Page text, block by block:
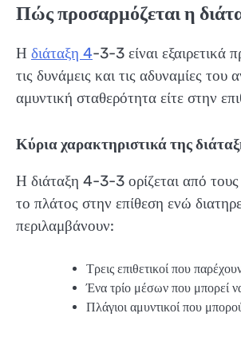
Πώς προσαρμόζεται η
Η διάταξη 4-3-3 είναι εξαιρετικά
τις δυνάμεις και τις αδυναμίες
αμυντική σταθερότητα είτε στην
Κύρια χαρακτηριστικά της
Η διάταξη 4-3-3 ορίζεται από τους
το πλάτος στην επίθεση ενώ
περιλαμβάνουν:
Τρεις επιθετικοί που
Ένα τρίο μέσων που μπορεί
Πλάγιοι αμυντικοί που